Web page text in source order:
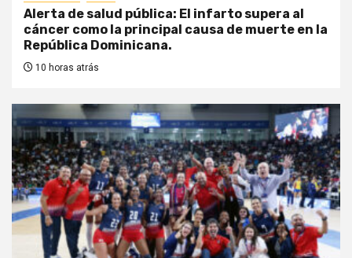
Alerta de salud pública: El infarto supera al
cáncer como la principal causa de muerte en la
República Dominicana.
10 horas atrás